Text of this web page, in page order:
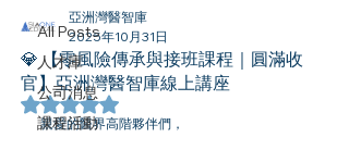
All Posts
人才庫
公司消息
課程活動
💎 【零風險傳承與接班課程｜圓滿收
官】亞洲灣醫智庫線上講座
亞洲灣醫智庫
2025年10月31日
評等為 NaN（最高為 5 顆星）。
親愛的醫界高階夥伴們，